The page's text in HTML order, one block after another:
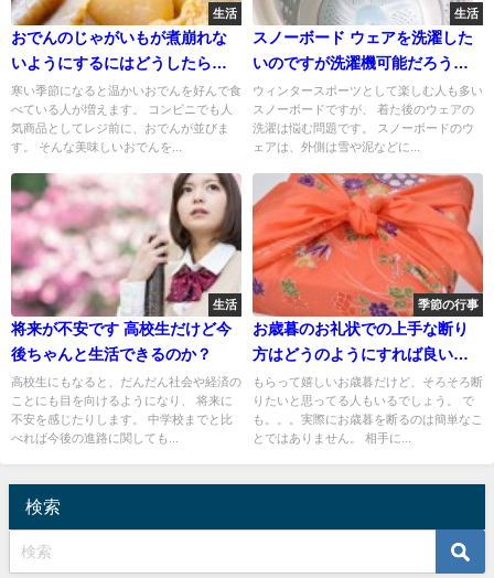
生活
おでんのじゃがいもが煮崩れな
いようにするにはどうしたらい
い？
寒い季節になると温かいおでんを好んで食
べている人が増えます。 コンビニでも人
気商品としてレジ前に、おでんが並びま
す。 そんな美味しいおでんを...
生活
スノーボード ウェアを洗濯した
いのですが洗濯機可能だろう
か？
ウィンタースポーツとして楽しむ人も多い
スノーボードですが、 着た後のウェアの
洗濯は悩む問題です。 スノーボードのウ
ェアは、外側は雪や泥などに...
生活
将来が不安です 高校生だけど今
後ちゃんと生活できるのか？
高校生にもなると、だんだん社会や経済の
ことにも目を向けるようになり、 将来に
不安を感じたりします。 中学校までと比
べれば今後の進路に関しても...
季節の行事
お歳暮のお礼状での上手な断り
方はどうのようにすれば良いの
でしょう？
もらって嬉しいお歳暮だけど、そろそろ断
りたいと思ってる人もいるでしょう。 で
も。。。実際にお歳暮を断るのは簡単なこ
とではありません。 相手に...
検索